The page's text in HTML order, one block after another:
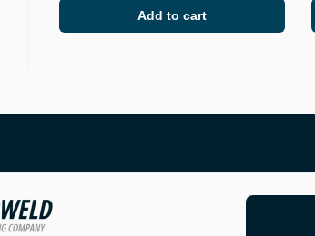
Add to cart